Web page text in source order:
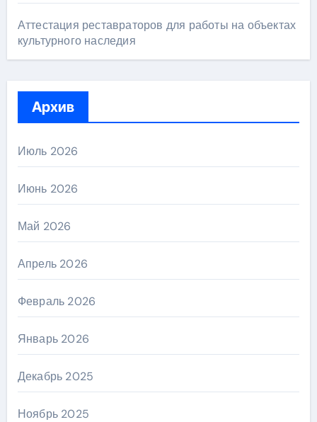
Аттестация реставраторов для работы на объектах
культурного наследия
Архив
Июль 2026
Июнь 2026
Май 2026
Апрель 2026
Февраль 2026
Январь 2026
Декабрь 2025
Ноябрь 2025